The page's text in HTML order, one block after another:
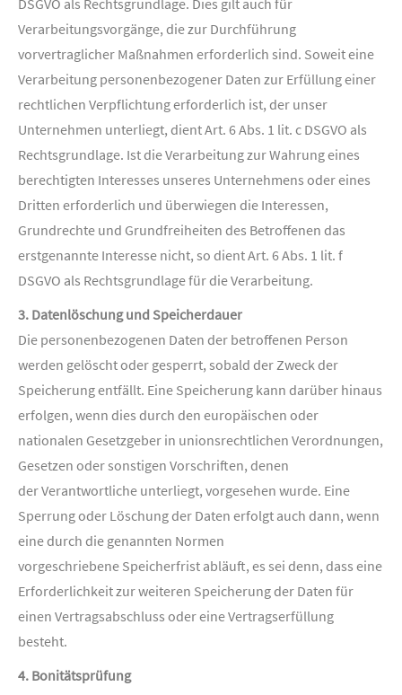
DSGVO als Rechtsgrundlage. Dies gilt auch für
Verarbeitungsvorgänge, die zur Durchführung
vorvertraglicher Maßnahmen erforderlich sind. Soweit eine
Verarbeitung personenbezogener Daten zur Erfüllung einer
rechtlichen Verpflichtung erforderlich ist, der unser
Unternehmen unterliegt, dient Art. 6 Abs. 1 lit. c DSGVO als
Rechtsgrundlage. Ist die Verarbeitung zur Wahrung eines
berechtigten Interesses unseres Unternehmens oder eines
Dritten erforderlich und überwiegen die Interessen,
Grundrechte und Grundfreiheiten des Betroffenen das
erstgenannte Interesse nicht, so dient Art. 6 Abs. 1 lit. f
DSGVO als Rechtsgrundlage für die Verarbeitung.
3. Datenlöschung und Speicherdauer
Die personenbezogenen Daten der betroffenen Person
werden gelöscht oder gesperrt, sobald der Zweck der
Speicherung entfällt. Eine Speicherung kann darüber hinaus
erfolgen, wenn dies durch den europäischen oder
nationalen Gesetzgeber in unionsrechtlichen Verordnungen,
Gesetzen oder sonstigen Vorschriften, denen
der Verantwortliche unterliegt, vorgesehen wurde. Eine
Sperrung oder Löschung der Daten erfolgt auch dann, wenn
eine durch die genannten Normen
vorgeschriebene Speicherfrist abläuft, es sei denn, dass eine
Erforderlichkeit zur weiteren Speicherung der Daten für
einen Vertragsabschluss oder eine Vertragserfüllung
besteht.
4. Bonitätsprüfung